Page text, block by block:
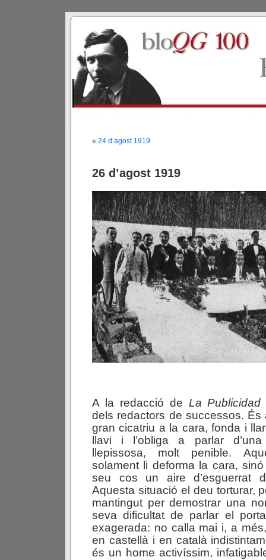
« 24 d’agost 1919
26 d’agost 1919
A la redacció de La Publicidad
dels redactors de successos. És
gran cicatriu a la cara, fonda i
llavi i l’obliga a parlar
llepissosa, molt penible.
solament li deforma la cara,
seu cos un aire d’esguerrat
Aquesta situació el deu torturar,
mantingut per demostrar una
seva dificultat de parlar el
exagerada: no calla mai i, a
en castellà i en català
és un home activíssim,